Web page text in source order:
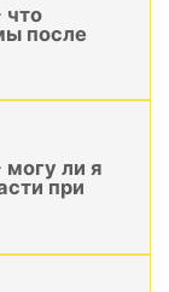
что
после
могу ли я
при